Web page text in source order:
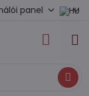
panel
Keresés